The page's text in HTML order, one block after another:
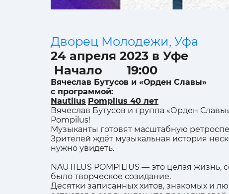
Дворец Молодежи, Уфа
24 апреля 2023 в Уфе
Начало 19:00
Вячеслав Бутусов и «Орден Славы»
с программой:
Nautilus Pompilus 40 лет
Вячеслав Бутусов и группа «Орден
Pompilus!
Музыканты готовят масштабную
Зрителей ждёт музыкальная история
нужно увидеть.
NAUTILUS POMPILIUS — это целая
было творческое созидание.
Десятки записанных хитов, знакомых и